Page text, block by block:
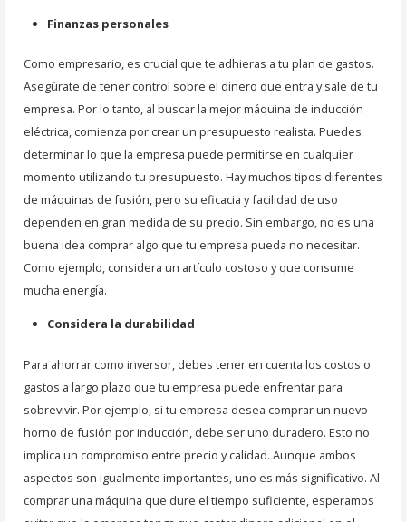
Finanzas personales
Como empresario, es crucial que te adhieras a tu plan de gastos.
Asegúrate de tener control sobre el dinero que entra y sale de tu
empresa. Por lo tanto, al buscar la mejor máquina de inducción
eléctrica, comienza por crear un presupuesto realista. Puedes
determinar lo que la empresa puede permitirse en cualquier
momento utilizando tu presupuesto. Hay muchos tipos diferentes
de máquinas de fusión, pero su eficacia y facilidad de uso
dependen en gran medida de su precio. Sin embargo, no es una
buena idea comprar algo que tu empresa pueda no necesitar.
Como ejemplo, considera un artículo costoso y que consume
mucha energía.
Considera la durabilidad
Para ahorrar como inversor, debes tener en cuenta los costos o
gastos a largo plazo que tu empresa puede enfrentar para
sobrevivir. Por ejemplo, si tu empresa desea comprar un nuevo
horno de fusión por inducción, debe ser uno duradero. Esto no
implica un compromiso entre precio y calidad. Aunque ambos
aspectos son igualmente importantes, uno es más significativo. Al
comprar una máquina que dure el tiempo suficiente, esperamos